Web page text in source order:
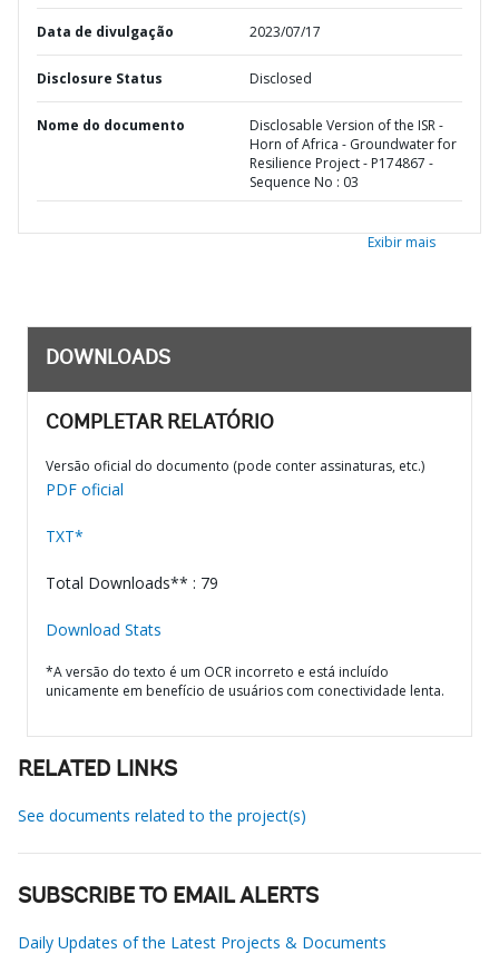
Data de divulgação 2023/07/17
Disclosure Status Disclosed
Nome do documento
Disclosable Version of the ISR -
Horn of Africa - Groundwater for
Resilience Project - P174867 -
Sequence No : 03
Exibir mais
DOWNLOADS
COMPLETAR RELATÓRIO
Versão oficial do documento (pode conter assinaturas, etc.)
PDF oficial
TXT*
Total Downloads** : 79
Download Stats
*A versão do texto é um OCR incorreto e está incluído
unicamente em benefício de usuários com conectividade lenta.
RELATED LINKS
See documents related to the project(s)
SUBSCRIBE TO EMAIL ALERTS
Daily Updates of the Latest Projects & Documents